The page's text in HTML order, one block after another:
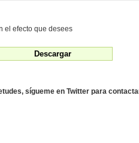
el efecto que desees
sígueme en Twitter para